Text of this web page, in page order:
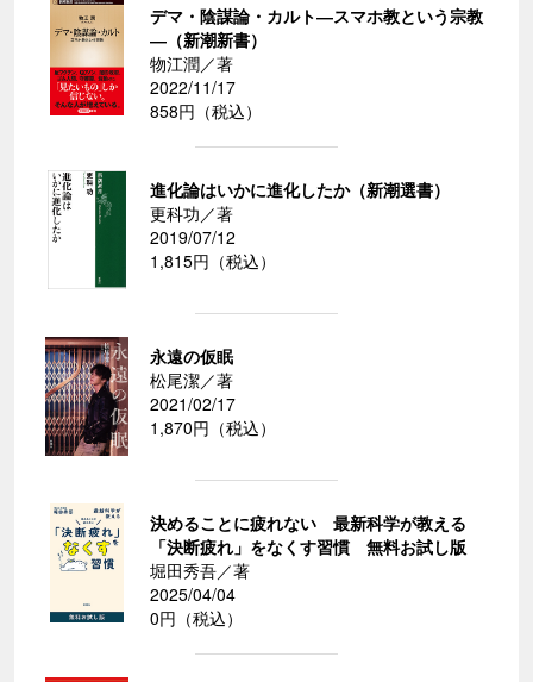
デマ・陰謀論・カルト―スマホ教という宗教
―（新潮新書）
物江潤／著
2022/11/17
858円（税込）
進化論はいかに進化したか（新潮選書）
更科功／著
2019/07/12
1,815円（税込）
永遠の仮眠
松尾潔／著
2021/02/17
1,870円（税込）
決めることに疲れない 最新科学が教える
「決断疲れ」をなくす習慣 無料お試し版
堀田秀吾／著
2025/04/04
0円（税込）